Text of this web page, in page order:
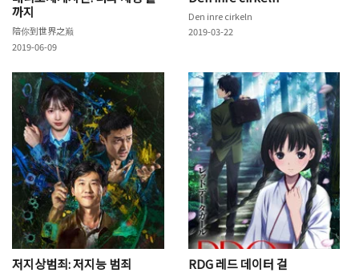
까지
陪你到世界之巅
2019-06-09
Den inre cirkeln
2019-03-22
저지상범죄: 저지능 범죄 RDG 레드 데이터 걸